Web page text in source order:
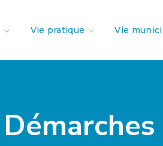
Vie pratique Vie